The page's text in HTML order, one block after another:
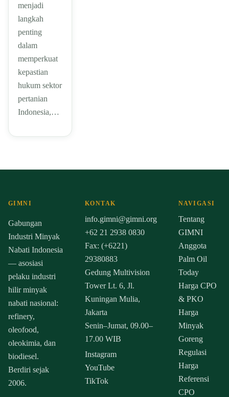
menjadi
langkah
penting
dalam
memperkuat
kepastian
hukum sektor
pertanian
Indonesia,…
GIMNI
Gabungan
Industri Minyak
Nabati Indonesia
— asosiasi
pelaku industri
hilir minyak
nabati nasional:
refinery,
oleofood,
oleokimia, dan
biodiesel.
Berdiri sejak
2006.
KONTAK
info.gimni@gimni.org
+62 21 2938 0830
Fax: (+6221)
29380883
Gedung Multivision
Tower Lt. 6, Jl.
Kuningan Mulia,
Jakarta
Senin–Jumat, 09.00–
17.00 WIB
Instagram
YouTube
TikTok
NAVIGASI
Tentang
GIMNI
Anggota
Palm Oil
Today
Harga CPO
& PKO
Harga
Minyak
Goreng
Regulasi
Harga
Referensi
CPO